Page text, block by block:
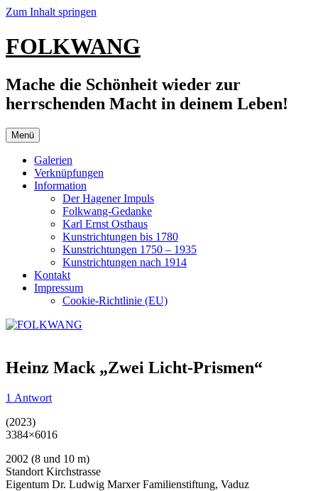
Zum Inhalt springen
FOLKWANG
Mache die Schönheit wieder zur
herrschenden Macht in deinem Leben!
Menü
Galerien
Verknüpfungen
Information
Der Hagener Impuls
Folkwang-Gedanke
Karl Ernst Osthaus
Kunstrichtungen bis 1780
Kunstrichtungen 1750 – 1935
Kunstrichtungen nach 1914
Kontakt
Impressum
Cookie-Richtlinie (EU)
Heinz Mack „Zwei Licht-Prismen“
1 Antwort
(2023)
3384×6016
2002 (8 und 10 m)
Standort Kirchstrasse
Eigentum Dr. Ludwig Marxer Familienstiftung, Vaduz